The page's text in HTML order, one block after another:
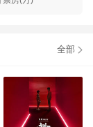
，真的蛮需要勇气
亲在水中朝自己走
亲带男主角去坐
见了，也是发生
很压抑。后半部分
影的叙事顺序稍微
全部